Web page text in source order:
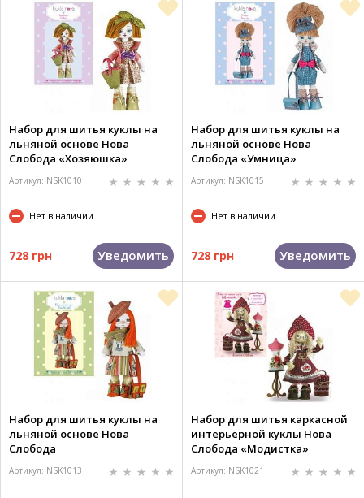
Набор для шитья куклы на
льняной основе Нова
Слобода «Хозяюшка»
Артикул: NSK1010
Нет в наличии
728 грн Уведомить
Набор для шитья куклы на
льняной основе Нова
Слобода «Умница»
Артикул: NSK1015
Нет в наличии
728 грн Уведомить
Набор для шитья куклы на
льняной основе Нова
Слобода
Артикул: NSK1013
Набор для шитья каркасной
интерьерной куклы Нова
Слобода «Модистка»
Артикул: NSK1021